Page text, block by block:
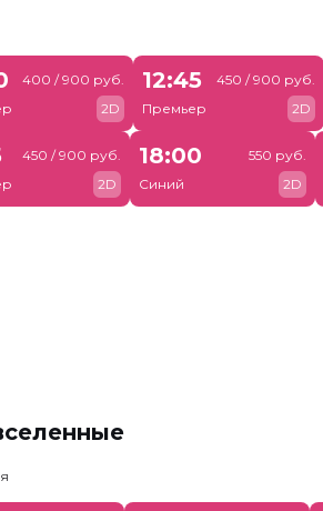
400 / 900 руб.
2D
12:45
Премьер
450 / 900 руб.
2D
450 / 900 руб.
2D
18:00
Синий
550 руб.
2D